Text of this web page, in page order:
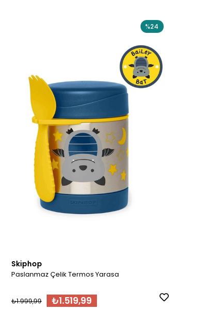
Skiphop
Paslanmaz Çelik Termos Yarasa
₺1.519,99
₺1.999,99
%24